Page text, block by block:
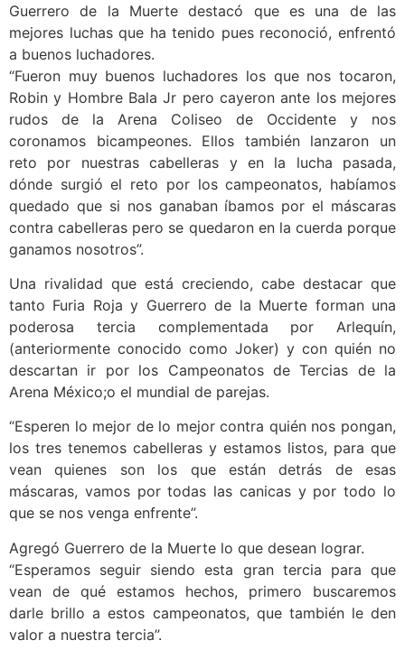
Guerrero de la Muerte destacó que es una de las
mejores luchas que ha tenido pues reconoció, enfrentó
a buenos luchadores.
“Fueron muy buenos luchadores los que nos tocaron,
Robin y Hombre Bala Jr pero cayeron ante los mejores
rudos de la Arena Coliseo de Occidente y nos
coronamos bicampeones. Ellos también lanzaron un
reto por nuestras cabelleras y en la lucha pasada,
dónde surgió el reto por los campeonatos, habíamos
quedado que si nos ganaban íbamos por el máscaras
contra cabelleras pero se quedaron en la cuerda porque
ganamos nosotros”.
Una rivalidad que está creciendo, cabe destacar que
tanto Furia Roja y Guerrero de la Muerte forman una
poderosa tercia complementada por Arlequín,
(anteriormente conocido como Joker) y con quién no
descartan ir por los Campeonatos de Tercias de la
Arena México;o el mundial de parejas.
“Esperen lo mejor de lo mejor contra quién nos pongan,
los tres tenemos cabelleras y estamos listos, para que
vean quienes son los que están detrás de esas
máscaras, vamos por todas las canicas y por todo lo
que se nos venga enfrente”.
Agregó Guerrero de la Muerte lo que desean lograr.
“Esperamos seguir siendo esta gran tercia para que
vean de qué estamos hechos, primero buscaremos
darle brillo a estos campeonatos, que también le den
valor a nuestra tercia”.